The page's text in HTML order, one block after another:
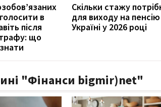
в
після
що
Скільки стажу
для виходу на пенсію
Україні у 2026 році
"Фінанси bigmir)net"